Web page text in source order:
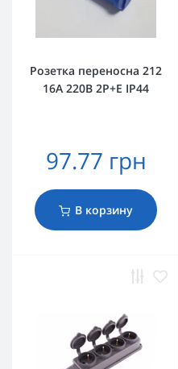
Розетка переносна 212
16А 220В 2Р+Е IP44
97.77 грн
В корзину